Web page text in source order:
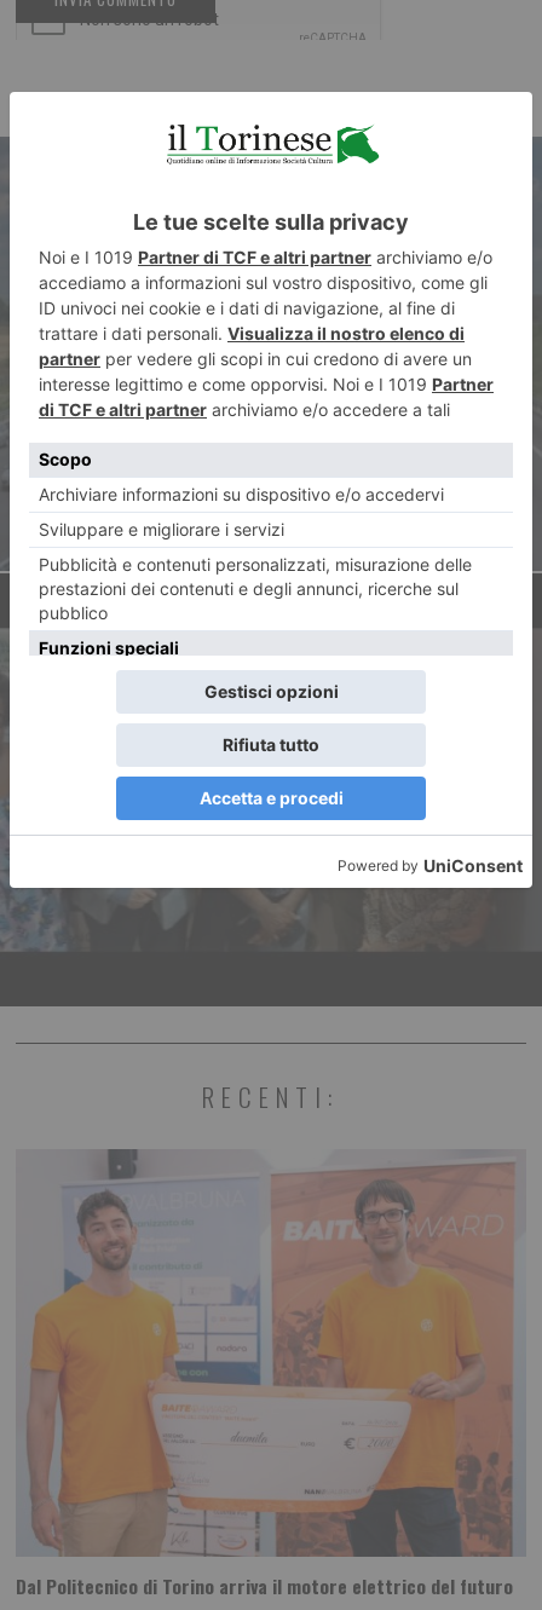
ARTICOLO PRECEDENTE
Meno cantieri d’estate in
autostrada? Monitoraggio in
Piemonte
Panafricando, contro la paura
e il razzismo
RECENTI:
Dal Politecnico di Torino arriva il motore elettrico del futuro